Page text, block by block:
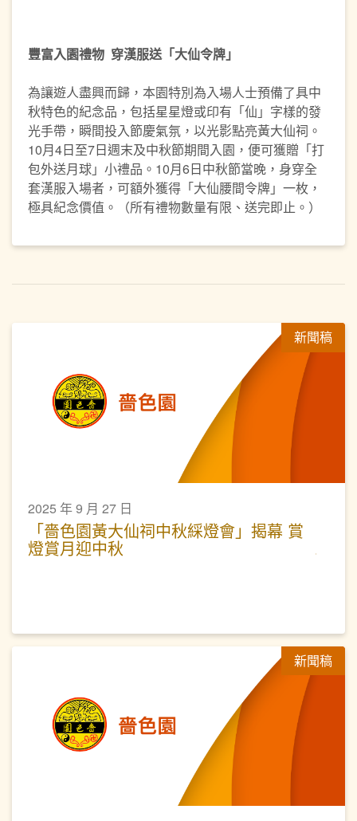
豐富入園禮物 穿漢服送「大仙令牌」
為讓遊人盡興而歸，本園特別為入場人士預備了具中
秋特色的紀念品，包括星星燈或印有「仙」字樣的發
光手帶，瞬間投入節慶氣氛，以光影點亮黃大仙祠。
10月4日至7日週末及中秋節期間入園，便可獲贈「打
包外送月球」小禮品。10月6日中秋節當晚，身穿全
套漢服入場者，可額外獲得「大仙腰間令牌」一枚，
極具紀念價值。（所有禮物數量有限、送完即止。）
新聞稿
2025 年 9 月 27 日
「嗇色園黃大仙祠中秋綵燈會」揭幕 賞
燈賞月迎中秋
新聞稿